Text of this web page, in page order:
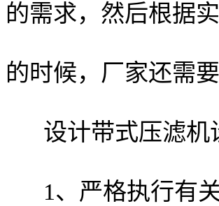
的需求，然后根据
的时候，厂家还需
设计带式压滤机
1、严格执行有